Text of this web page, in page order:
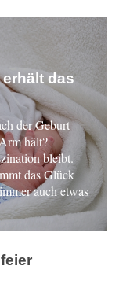
das
der Geburt
hält?
bleibt.
das Glück
auch etwas